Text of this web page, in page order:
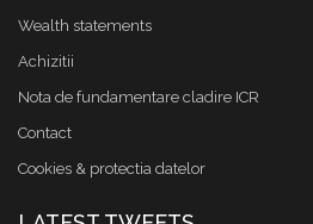
Wealth statements
Achizitii
Nota de fundamentare cladire ICR
Contact
Cookies & protectia datelor